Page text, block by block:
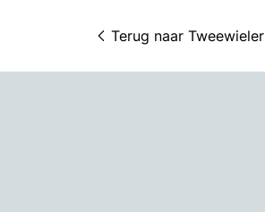
Terug naar Tweewieler